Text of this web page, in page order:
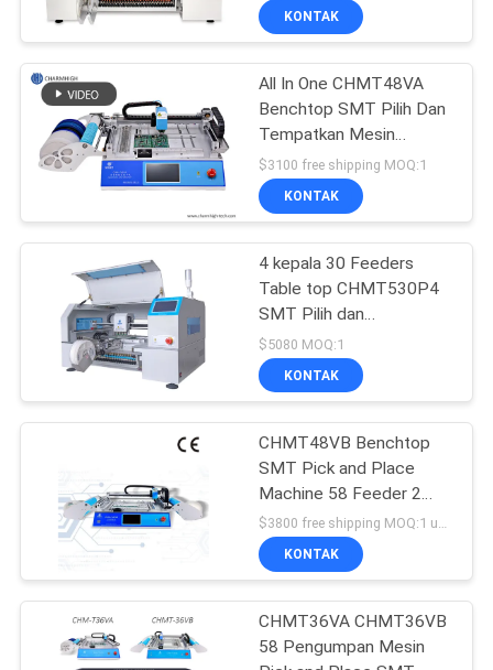
TENTANG
KAMI
TUR
PABRIK
KONTROL
KUALITAS
HUBUNGI
KAMI
SHOPPING
LINE
KONTAK
All In One CHMT48VA
Benchtop SMT Pilih Dan
Tempatkan Mesin
Sistem Linux Tertanam
$3100 free shipping MOQ:1
KONTAK
4 kepala 30 Feeders
Table top CHMT530P4
SMT Pilih dan
Tempatkan Mesin
Produksi batch
$5080 MOQ:1
KONTAK
CHMT48VB Benchtop
SMT Pick and Place
Machine 58 Feeder 2
Kamera Visi
$3800 free shipping MOQ:1 unit
KONTAK
CHMT36VA CHMT36VB
58 Pengumpan Mesin